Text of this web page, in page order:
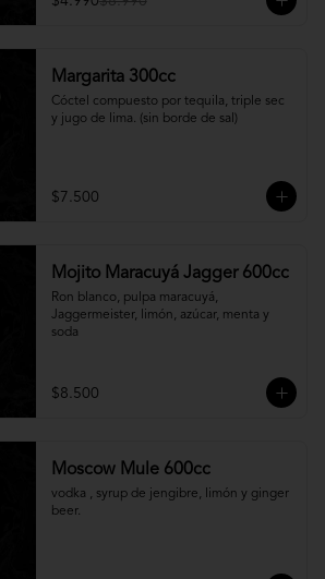
Margarita 300cc
Cóctel compuesto por tequila, triple sec
y jugo de lima. (sin borde de sal)
$7.500
Mojito Maracuyá Jagger 600cc
Ron blanco, pulpa maracuyá,
Jaggermeister, limón, azúcar, menta y
soda
$8.500
Moscow Mule 600cc
vodka , syrup de jengibre, limón y ginger
beer.